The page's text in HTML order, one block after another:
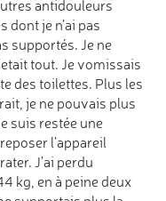
antidouleurs
dont je n’ai pas
supportés. Je ne
tout. Je vomissais
des toilettes. Plus les
je ne pouvais plus
suis restée une
l’appareil
J’ai perdu
kg, en à peine deux